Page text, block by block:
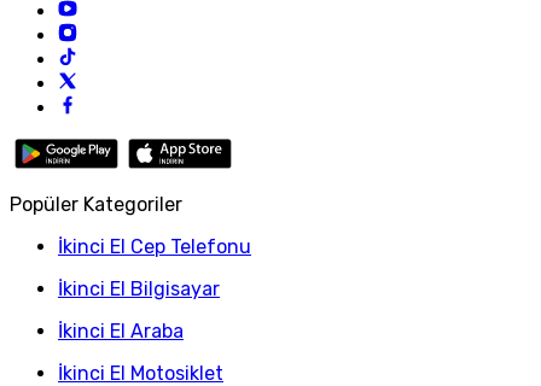
Popüler Kategoriler
İkinci El Cep Telefonu
İkinci El Bilgisayar
İkinci El Araba
İkinci El Motosiklet